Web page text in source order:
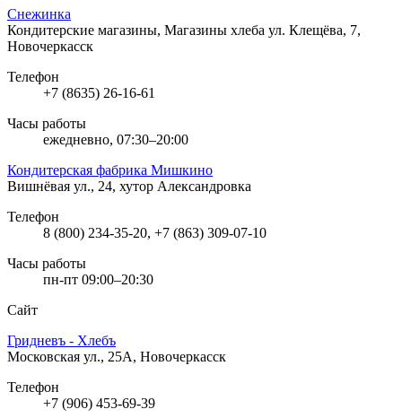
Снежинка
Кондитерские магазины, Магазины хлеба ул. Клещёва, 7,
Новочеркасск
Телефон
+7 (8635) 26-16-61
Часы работы
ежедневно, 07:30–20:00
Кондитерская фабрика Мишкино
Вишнёвая ул., 24, хутор Александровка
Телефон
8 (800) 234-35-20, +7 (863) 309-07-10
Часы работы
пн-пт 09:00–20:30
Сайт
Гридневъ - Хлебъ
Московская ул., 25А, Новочеркасск
Телефон
+7 (906) 453-69-39